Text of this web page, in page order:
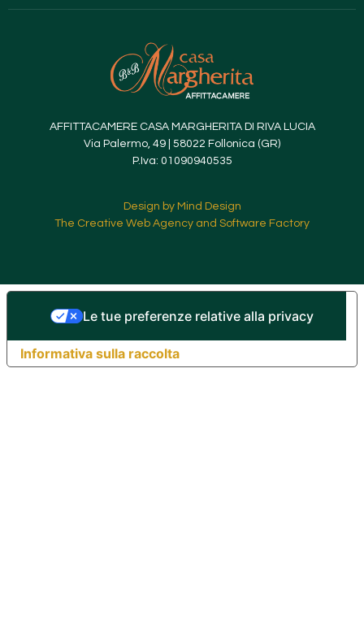
AFFITTACAMERE CASA MARGHERITA DI RIVA LUCIA
Via Palermo, 49 | 58022 Follonica (GR)
P.Iva: 01090940535
Design by Mind Design
The Creative Web Agency and Software Factory
Informativa sulla raccolta
Le tue preferenze relative alla privacy